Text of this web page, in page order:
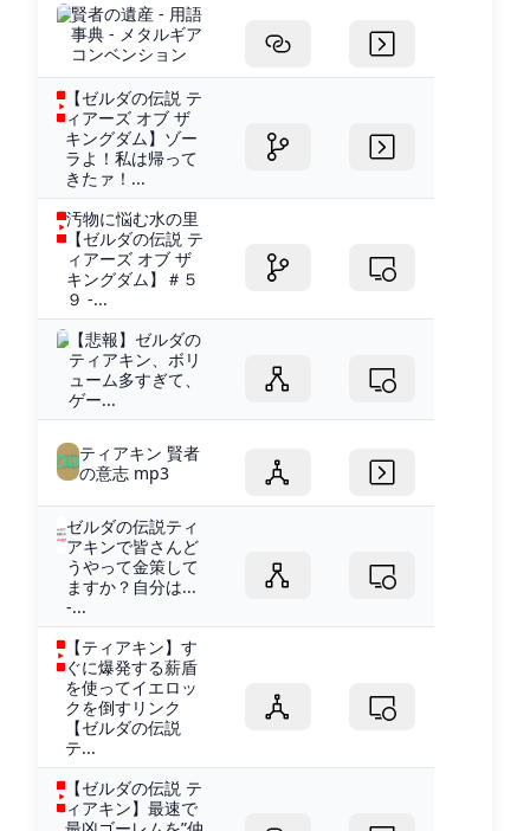
賢者の遺産 - 用語
事典 - メタルギア
コンベンション
【ゼルダの伝説 テ
ィアーズ オブ ザ
キングダム】ゾー
ラよ！私は帰って
きたァ！...
汚物に悩む水の里
【ゼルダの伝説 テ
ィアーズ オブ ザ
キングダム】＃５
９ -...
【悲報】ゼルダの
ティアキン、ボリ
ューム多すぎて、
ゲー...
ティアキン 賢者
の意志 mp3
ゼルダの伝説ティ
アキンで皆さんど
うやって金策して
ますか？自分は...
-...
【ティアキン】す
ぐに爆発する薪盾
を使ってイエロッ
クを倒すリンク
【ゼルダの伝説
テ...
【ゼルダの伝説 テ
ィアキン】最速で